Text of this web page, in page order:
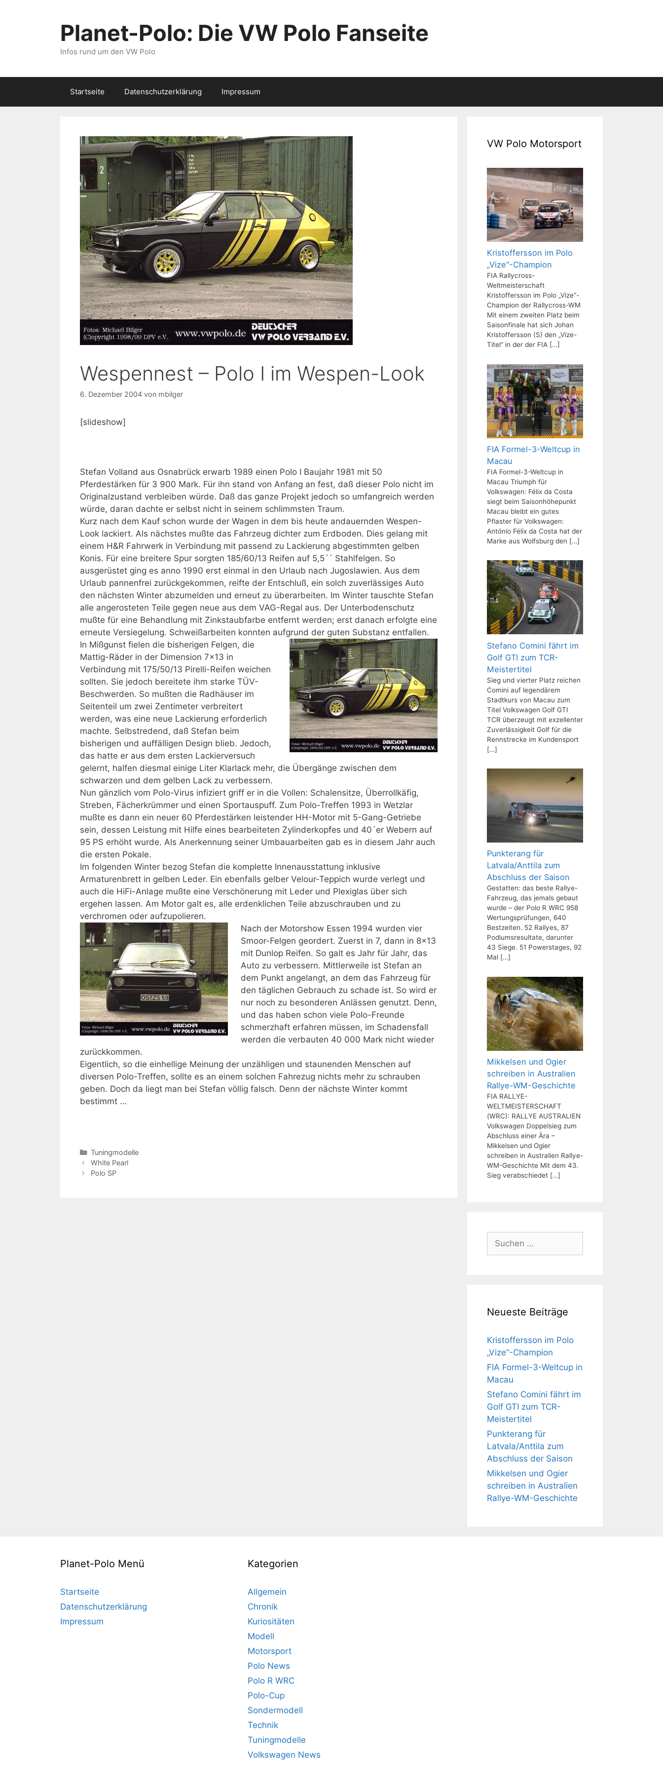
Planet-Polo: Die VW Polo Fanseite
Infos rund um den VW Polo
Startseite Datenschutzerklärung Impressum
Wespennest – Polo I im Wespen-Look
6. Dezember 2004 von mbilger
[slideshow]
Stefan Volland aus Osnabrück erwarb 1989 einen Polo I Baujahr 1981 mit 50
Pferdestärken für 3 900 Mark. Für ihn stand von Anfang an fest, daß dieser Polo nicht im
Originalzustand verbleiben würde. Daß das ganze Projekt jedoch so umfangreich werden
würde, daran dachte er selbst nicht in seinem schlimmsten Traum.
Kurz nach dem Kauf schon wurde der Wagen in dem bis heute andauernden Wespen-
Look lackiert. Als nächstes mußte das Fahrzeug dichter zum Erdboden. Dies gelang mit
einem H&R Fahrwerk in Verbindung mit passend zu Lackierung abgestimmten gelben
Konis. Für eine breitere Spur sorgten 185/60/13 Reifen auf 5,5´´ Stahlfelgen. So
ausgerüstet ging es anno 1990 erst einmal in den Urlaub nach Jugoslawien. Aus dem
Urlaub pannenfrei zurückgekommen, reifte der Entschluß, ein solch zuverlässiges Auto
den nächsten Winter abzumelden und erneut zu überarbeiten. Im Winter tauschte Stefan
alle angerosteten Teile gegen neue aus dem VAG-Regal aus. Der Unterbodenschutz
mußte für eine Behandlung mit Zinkstaubfarbe entfernt werden; erst danach erfolgte eine
erneute Versiegelung. Schweißarbeiten konnten aufgrund der guten Substanz entfallen.
In Mißgunst fielen die bisherigen Felgen, die
Mattig-Räder in der Dimension 7×13 in
Verbindung mit 175/50/13 Pirelli-Reifen weichen
sollten. Sie jedoch bereitete ihm starke TÜV-
Beschwerden. So mußten die Radhäuser im
Seitenteil um zwei Zentimeter verbreitert
werden, was eine neue Lackierung erforderlich
machte. Selbstredend, daß Stefan beim
bisherigen und auffälligen Design blieb. Jedoch,
das hatte er aus dem ersten Lackierversuch
gelernt, halfen diesmal einige Liter Klarlack mehr, die Übergänge zwischen dem
schwarzen und dem gelben Lack zu verbessern.
Nun gänzlich vom Polo-Virus infiziert griff er in die Vollen: Schalensitze, Überrollkäfig,
Streben, Fächerkrümmer und einen Sportauspuff. Zum Polo-Treffen 1993 in Wetzlar
mußte es dann ein neuer 60 Pferdestärken leistender HH-Motor mit 5-Gang-Getriebe
sein, dessen Leistung mit Hilfe eines bearbeiteten Zylinderkopfes und 40´er Webern auf
95 PS erhöht wurde. Als Anerkennung seiner Umbauarbeiten gab es in diesem Jahr auch
die ersten Pokale.
Im folgenden Winter bezog Stefan die komplette Innenausstattung inklusive
Armaturenbrett in gelben Leder. Ein ebenfalls gelber Velour-Teppich wurde verlegt und
auch die HiFi-Anlage mußte eine Verschönerung mit Leder und Plexiglas über sich
ergehen lassen. Am Motor galt es, alle erdenklichen Teile abzuschrauben und zu
verchromen oder aufzupolieren.
Nach der Motorshow Essen 1994 wurden vier
Smoor-Felgen geordert. Zuerst in 7, dann in 8×13
mit Dunlop Reifen. So galt es Jahr für Jahr, das
Auto zu verbessern. Mittlerweile ist Stefan an
dem Punkt angelangt, an dem das Fahrzeug für
den täglichen Gebrauch zu schade ist. So wird er
nur noch zu besonderen Anlässen genutzt. Denn,
und das haben schon viele Polo-Freunde
schmerzhaft erfahren müssen, im Schadensfall
werden die verbauten 40 000 Mark nicht wieder
zurückkommen.
Eigentlich, so die einhellige Meinung der unzähligen und staunenden Menschen auf
diversen Polo-Treffen, sollte es an einem solchen Fahrezug nichts mehr zu schrauben
geben. Doch da liegt man bei Stefan völlig falsch. Denn der nächste Winter kommt
bestimmt …
Kategorien
Tuningmodelle
White Pearl
Polo SP
VW Polo Motorsport
Kristoffersson im Polo
„Vize“-Champion
FIA Rallycross-
Weltmeisterschaft
Kristoffersson im Polo „Vize“-
Champion der Rallycross-WM
Mit einem zweiten Platz beim
Saisonfinale hat sich Johan
Kristoffersson (S) den „Vize-
Titel“ in der der FIA […]
FIA Formel-3-Weltcup in
Macau
FIA Formel-3-Weltcup in
Macau Triumph für
Volkswagen: Félix da Costa
siegt beim Saisonhöhepunkt
Macau bleibt ein gutes
Pflaster für Volkswagen:
António Félix da Costa hat der
Marke aus Wolfsburg den […]
Stefano Comini fährt im
Golf GTI zum TCR-
Meistertitel
Sieg und vierter Platz reichen
Comini auf legendärem
Stadtkurs von Macau zum
Titel Volkswagen Golf GTI
TCR überzeugt mit exzellenter
Zuverlässigkeit Golf für die
Rennstrecke im Kundensport
[…]
Punkterang für
Latvala/Anttila zum
Abschluss der Saison
Gestatten: das beste Rallye-
Fahrzeug, das jemals gebaut
wurde – der Polo R WRC 958
Wertungsprüfungen, 640
Bestzeiten. 52 Rallyes, 87
Podiumsresultate, darunter
43 Siege. 51 Powerstages, 92
Mal […]
Mikkelsen und Ogier
schreiben in Australien
Rallye-WM-Geschichte
FIA RALLYE-
WELTMEISTERSCHAFT
(WRC): RALLYE AUSTRALIEN
Volkswagen Doppelsieg zum
Abschluss einer Ära –
Mikkelsen und Ogier
schreiben in Australien Rallye-
WM-Geschichte Mit dem 43.
Sieg verabschiedet […]
nach:
Neueste Beiträge
Kristoffersson im Polo
„Vize“-Champion
FIA Formel-3-Weltcup in
Macau
Stefano Comini fährt im
Golf GTI zum TCR-
Meistertitel
Punkterang für
Latvala/Anttila zum
Abschluss der Saison
Mikkelsen und Ogier
schreiben in Australien
Rallye-WM-Geschichte
Planet-Polo Menü
Startseite
Datenschutzerklärung
Impressum
Kategorien
Allgemein
Chronik
Kuriositäten
Modell
Motorsport
Polo News
Polo R WRC
Polo-Cup
Sondermodell
Technik
Tuningmodelle
Volkswagen News